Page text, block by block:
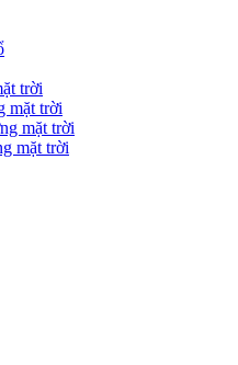
trời
mặt trời
mặt trời
mặt trời